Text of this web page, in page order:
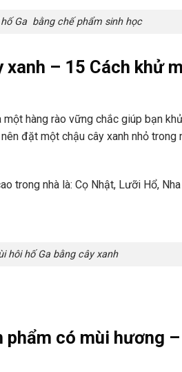
Ga bằng chế phẩm sinh học
– 15 Cách khử
hàng rào vững chắc giúp bạn
đặt một chậu cây xanh nhỏ
trong nhà là: Cọ Nhật, Lưỡi Hổ,
hôi hố Ga bằng cây xanh
phẩm có mùi hương